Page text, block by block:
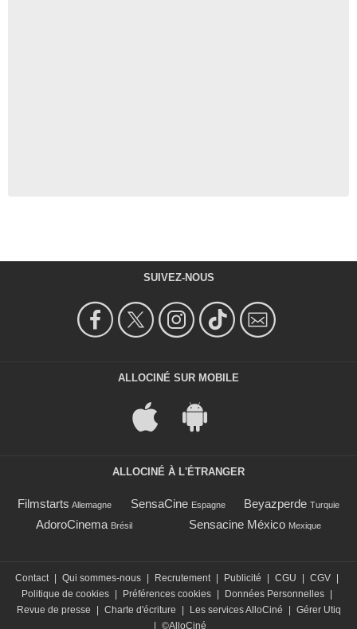
SUIVEZ-NOUS
ALLOCINÉ SUR MOBILE
ALLOCINÉ À L'ÉTRANGER
Filmstarts Allemagne SensaCine Espagne Beyazperde Turquie
AdoroCinema Brésil Sensacine México Mexique
Contact Qui sommes-nous Recrutement Publicité CGU CGV
Politique de cookies
Préférences cookies Données Personnelles
Revue de presse
Charte d'écriture Les services AlloCiné
Gérer Utiq
©AlloCiné